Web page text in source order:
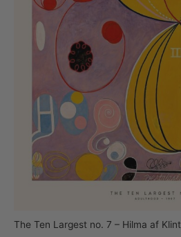
The Ten Largest no. 7 – Hilma af Klint